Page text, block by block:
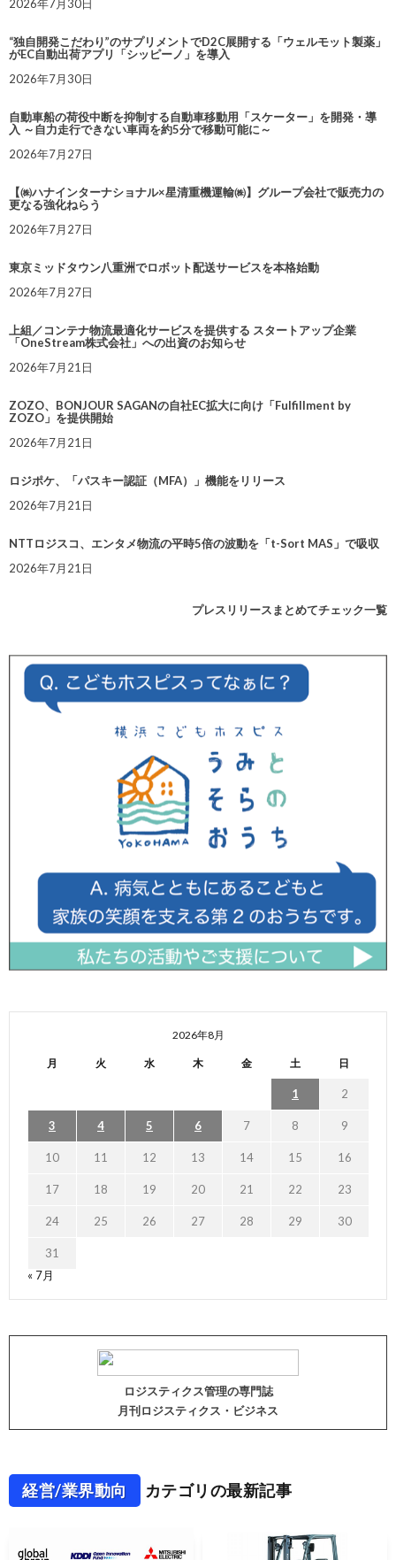
2026年7月30日
“独自開発こだわり”のサプリメントでD2C展開する「ウェルモット製薬」
がEC自動出荷アプリ「シッピーノ」を導入
2026年7月30日
自動車船の荷役中断を抑制する自動車移動用「スケーター」を開発・導
入 ～自力走行できない車両を約5分で移動可能に～
2026年7月27日
【㈱ハナインターナショナル×星清重機運輸㈱】グループ会社で販売力の
更なる強化ねらう
2026年7月27日
東京ミッドタウン八重洲でロボット配送サービスを本格始動
2026年7月27日
上組／コンテナ物流最適化サービスを提供する スタートアップ企業
「OneStream株式会社」への出資のお知らせ
2026年7月21日
ZOZO、BONJOUR SAGANの自社EC拡大に向け「Fulfillment by
ZOZO」を提供開始
2026年7月21日
ロジポケ、「パスキー認証（MFA）」機能をリリース
2026年7月21日
NTTロジスコ、エンタメ物流の平時5倍の波動を「t-Sort MAS」で吸収
2026年7月21日
プレスリリースまとめてチェック一覧
2026年8月
月 火 水 木 金 土 日
1 2
3 4 5 6 7 8 9
10 11 12 13 14 15 16
17 18 19 20 21 22 23
24 25 26 27 28 29 30
31
« 7月
ロジスティクス管理の専門誌
月刊ロジスティクス・ビジネス
経営/業界動向 カテゴリの最新記事